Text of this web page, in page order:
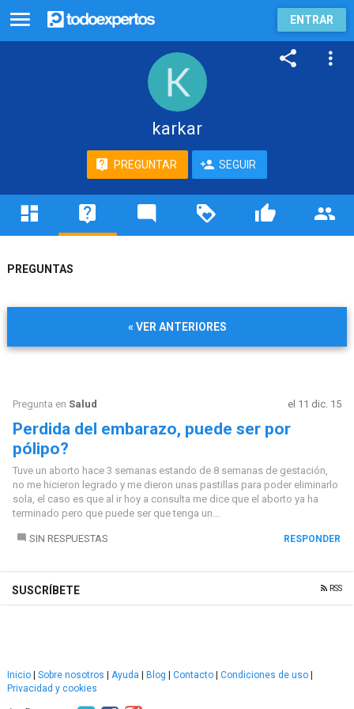
ENTRAR
karkar
PREGUNTAR SEGUIR
PREGUNTAS
« VER ANTERIORES
Pregunta en Salud el 11 dic. 15
Perdida del embarazo, puede ser por
pólipo?
Tuve un aborto hace 3 semanas estando de 8 semanas de gestación,
no me hicieron legrado y me dieron unas pastillas para poder eliminarlo
sola, el caso es que al ir hoy a consulta me dice que el aborto ya ha
terminado pero que puede ser que tenga un...
SIN RESPUESTAS RESPONDER
SUSCRÍBETE RSS
Inicio Sobre nosotros Ayuda Blog Contacto Condiciones de uso
Privacidad y cookies